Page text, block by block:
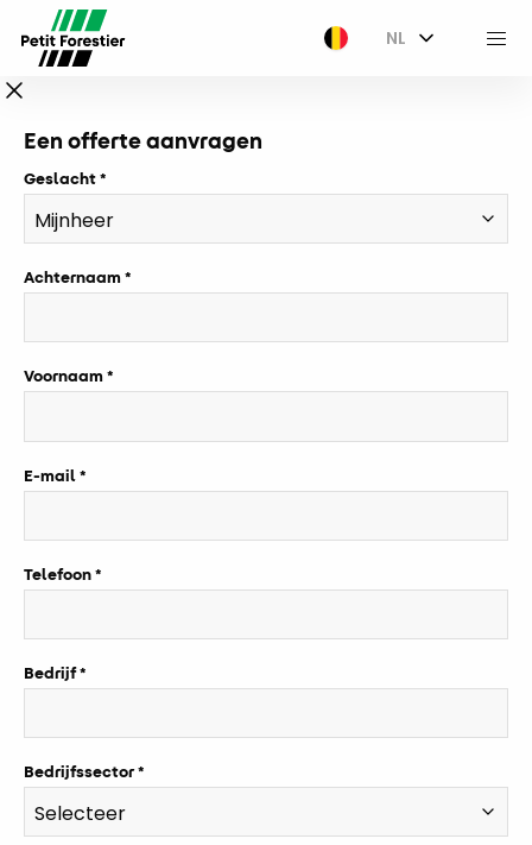
NL
Een offerte aanvragen
Geslacht
Achternaam
Voornaam
E-mail
Telefoon
Bedrijf
Bedrijfssector